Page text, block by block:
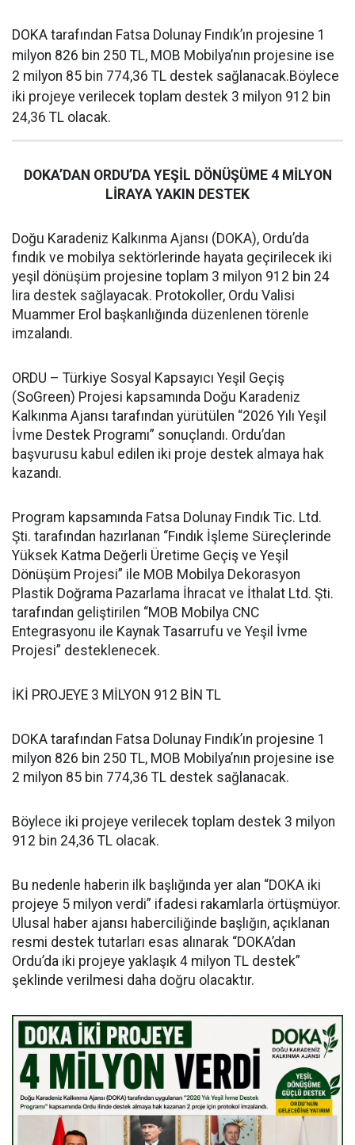
DOKA tarafından Fatsa Dolunay Fındık’ın projesine 1
milyon 826 bin 250 TL, MOB Mobilya’nın projesine ise
2 milyon 85 bin 774,36 TL destek sağlanacak.Böylece
iki projeye verilecek toplam destek 3 milyon 912 bin
24,36 TL olacak.
DOKA’DAN ORDU’DA YEŞİL DÖNÜŞÜME 4 MİLYON
LİRAYA YAKIN DESTEK
Doğu Karadeniz Kalkınma Ajansı (DOKA), Ordu’da
fındık ve mobilya sektörlerinde hayata geçirilecek iki
yeşil dönüşüm projesine toplam 3 milyon 912 bin 24
lira destek sağlayacak. Protokoller, Ordu Valisi
Muammer Erol başkanlığında düzenlenen törenle
imzalandı.
ORDU – Türkiye Sosyal Kapsayıcı Yeşil Geçiş
(SoGreen) Projesi kapsamında Doğu Karadeniz
Kalkınma Ajansı tarafından yürütülen “2026 Yılı Yeşil
İvme Destek Programı” sonuçlandı. Ordu’dan
başvurusu kabul edilen iki proje destek almaya hak
kazandı.
Program kapsamında Fatsa Dolunay Fındık Tic. Ltd.
Şti. tarafından hazırlanan “Fındık İşleme Süreçlerinde
Yüksek Katma Değerli Üretime Geçiş ve Yeşil
Dönüşüm Projesi” ile MOB Mobilya Dekorasyon
Plastik Doğrama Pazarlama İhracat ve İthalat Ltd. Şti.
tarafından geliştirilen “MOB Mobilya CNC
Entegrasyonu ile Kaynak Tasarrufu ve Yeşil İvme
Projesi” desteklenecek.
İKİ PROJEYE 3 MİLYON 912 BİN TL
DOKA tarafından Fatsa Dolunay Fındık’ın projesine 1
milyon 826 bin 250 TL, MOB Mobilya’nın projesine ise
2 milyon 85 bin 774,36 TL destek sağlanacak.
Böylece iki projeye verilecek toplam destek 3 milyon
912 bin 24,36 TL olacak.
Bu nedenle haberin ilk başlığında yer alan “DOKA iki
projeye 5 milyon verdi” ifadesi rakamlarla örtüşmüyor.
Ulusal haber ajansı haberciliğinde başlığın, açıklanan
resmi destek tutarları esas alınarak “DOKA’dan
Ordu’da iki projeye yaklaşık 4 milyon TL destek”
şeklinde verilmesi daha doğru olacaktır.